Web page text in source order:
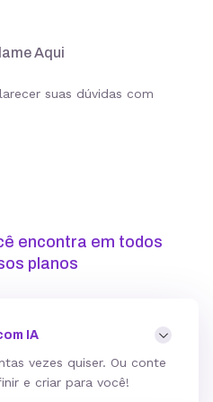
Aqui
suas dúvidas com
encontra em todos
planos
IA
vezes quiser. Ou conte
e criar para você!